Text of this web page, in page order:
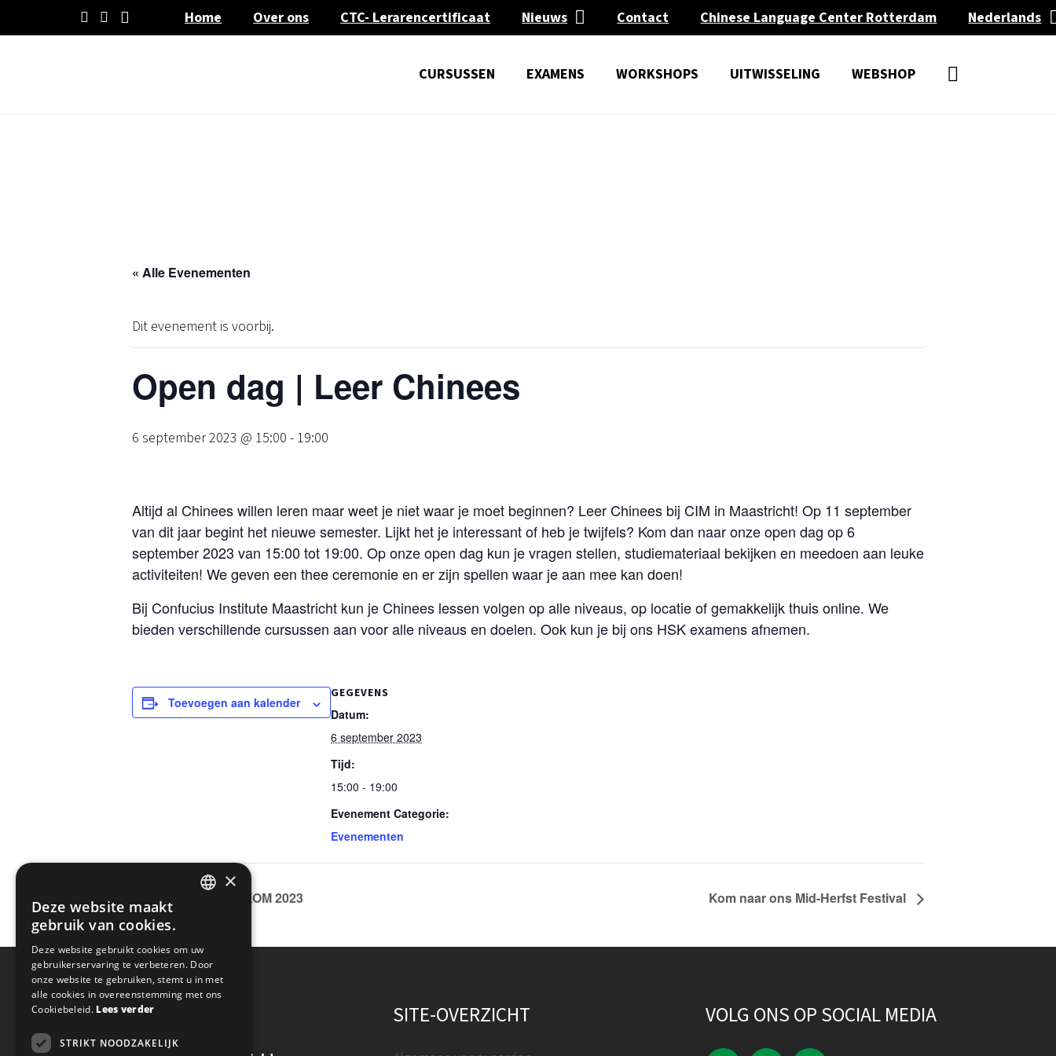
Home Over ons CTC- Lerarencertificaat Nieuws Contact Chinese Language Center Rotterdam Nederlands
CURSUSSEN EXAMENS WORKSHOPS UITWISSELING WEBSHOP
« Alle Evenementen
Dit evenement is voorbij.
Open dag | Leer Chinees
6 september 2023 @ 15:00 - 19:00
Altijd al Chinees willen leren maar weet je niet waar je moet beginnen? Leer Chinees bij CIM in Maastricht! Op 11 september
van dit jaar begint het nieuwe semester. Lijkt het je interessant of heb je twijfels? Kom dan naar onze open dag op 6
september 2023 van 15:00 tot 19:00. Op onze open dag kun je vragen stellen, studiemateriaal bekijken en meedoen aan leuke
activiteiten! We geven een thee ceremonie en er zijn spellen waar je aan mee kan doen!
Bij Confucius Institute Maastricht kun je Chinees lessen volgen op alle niveaus, op locatie of gemakkelijk thuis online. We
bieden verschillende cursussen aan voor alle niveaus en doelen. Ook kun je bij ons HSK examens afnemen.
Toevoegen aan kalender
GEGEVENS
Datum:
6 september 2023
Tijd:
15:00 - 19:00
Evenement Categorie:
Evenementen
Culture night INKOM 2023 Kom naar ons Mid-Herfst Festival
CONTACTGEGEVENS SITE-OVERZICHT VOLG ONS OP SOCIAL MEDIA
×
Deze website maakt
gebruik van cookies.
Deze website gebruikt cookies om uw
gebruikerservaring te verbeteren. Door
onze website te gebruiken, stemt u in met
alle cookies in overeenstemming met ons
Cookiebeleid. Lees verder
STRIKT NOODZAKELIJK